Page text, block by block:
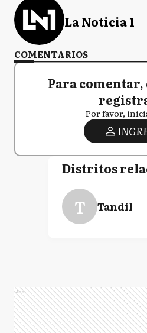
La Noticia 1
COMENTARIOS
Para comentar,
Por favor,
Distritos
T Tandil
Ads